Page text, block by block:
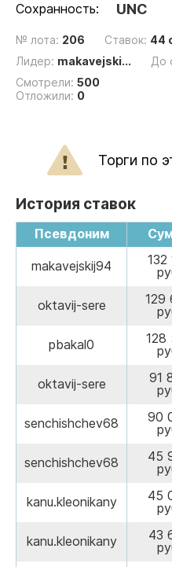
Сохранность: UNC
№ лота: 206 Ставок: 44
Лидер: makavejski... До
Смотрели: 500
Отложили: 0
Торги по
История ставок
Псевдоним
makavejskij94
132
oktavij-sere
129
pbakal0
128
oktavij-sere
91
senchishchev68
90
senchishchev68
45
kanu.kleonikany
45
kanu.kleonikany
43